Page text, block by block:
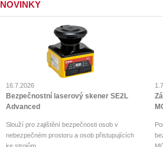
NOVINKY
16.7.2026
Bezpečnostní laserový skener SE2L
Advanced
Slouží pro zajištění bezpečnosti osob v
nebezpečném prostoru a osob přistupujících